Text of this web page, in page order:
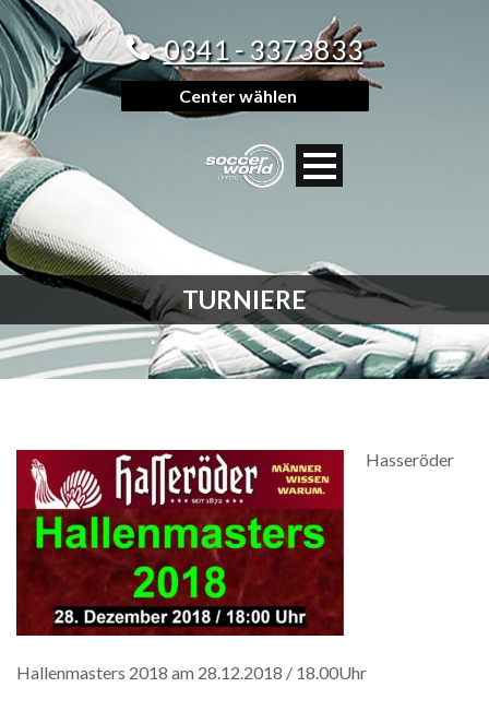
0341 - 3373833
Center wählen
TURNIERE
Hasseröder
Hallenmasters 2018 am 28.12.2018 / 18.00Uhr